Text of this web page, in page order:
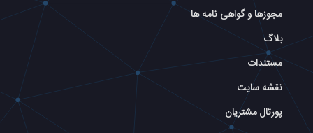
مجوزها و گواهی نامه ها
بلاگ
مستندات
نقشه سایت
پورتال مشتریان